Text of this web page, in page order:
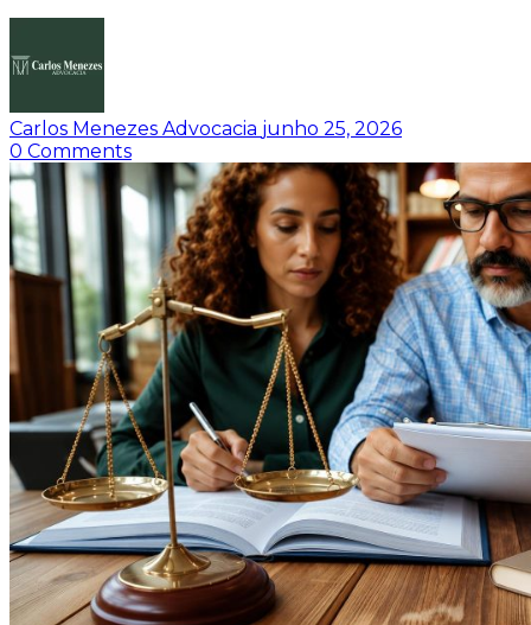
Carlos Menezes Advocacia junho 25, 2026
0 Comments